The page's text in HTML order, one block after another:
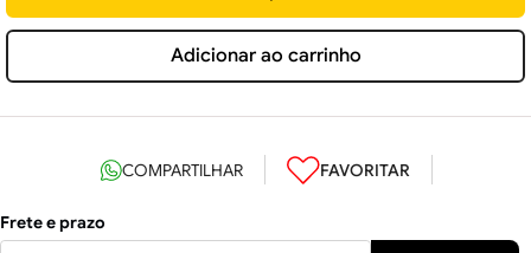
Adicionar ao carrinho